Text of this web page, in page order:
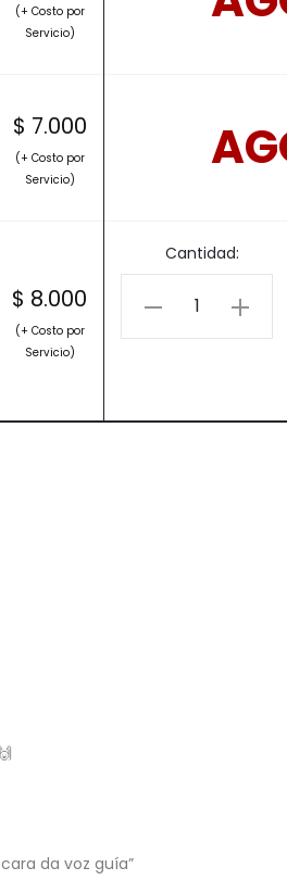
(+ Costo por
Servicio)
$ 7.000
(+ Costo por
Servicio)
$ 8.000
(+ Costo por
Servicio)
Cantidad:
cara da voz guía”